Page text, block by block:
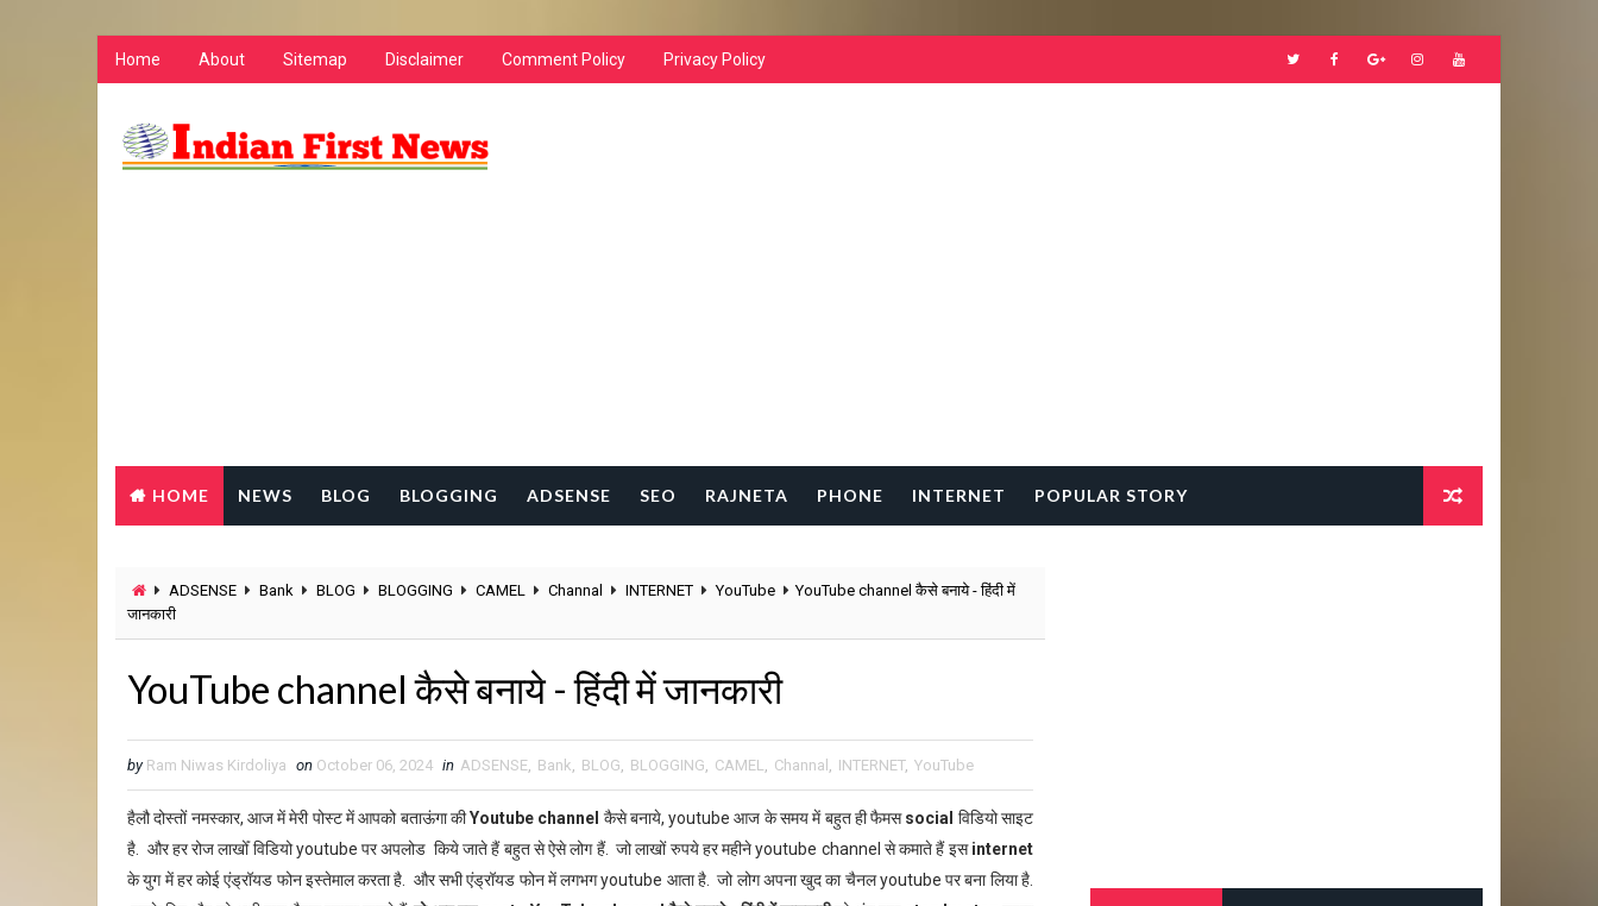
Home About Sitemap Disclaimer Comment Policy Privacy Policy
HOME NEWS BLOG BLOGGING ADSENSE SEO RAJNETA PHONE INTERNET POPULAR STORY
ADSENSE Bank BLOG BLOGGING CAMEL Channal INTERNET YouTube
YouTube channel कैसे बनाये - हिंदी में
जानकारी
YouTube channel कैसे बनाये - हिंदी में जानकारी
by Ram Niwas Kirdoliya on October 06, 2024 in ADSENSE, Bank, BLOG, BLOGGING, CAMEL, Channal , INTERNET, YouTube
हैलौ दोस्तों नमस्कार, आज में मेरी पोस्ट में आपको बताऊंगा कीYoutube channel कैसे बनाये, youtube आज के समय में बहुत ही फैमसsocial विडियो साइट
है. और हर रोज लाखोँ विडियो youtube पर अपलोड किये जाते हैं बहुत से ऐसे लोग हैं. जो लाखों रुपये हर महीने youtube channel से कमाते हैं इसinternet
के युग में हर कोई एंड्रॉयड फोन इस्तेमाल करता है. और सभी एंड्रॉयड फोन में लगभग youtube आता है. जो लोग अपना खुद का चैनल youtube पर बना लिया है.